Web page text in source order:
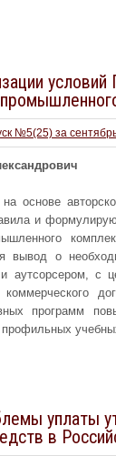
условий
№5(25) за
основе
и
вывод о
аутсорсером, с
коммерческого
программ
уплаты
в